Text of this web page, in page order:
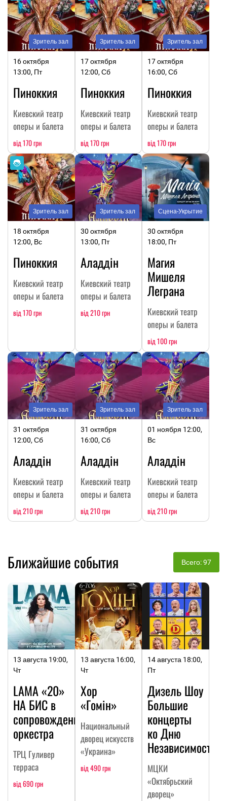
Зритель зал
16 октября
13:00, Пт
Пиноккия
Киевский театр
оперы и балета
від 170 грн
Зритель зал
17 октября
12:00, Сб
Пиноккия
Киевский театр
оперы и балета
від 170 грн
Зритель зал
17 октября
16:00, Сб
Пиноккия
Киевский театр
оперы и балета
від 170 грн
Зритель зал
18 октября
12:00, Вс
Пиноккия
Киевский театр
оперы и балета
від 170 грн
Зритель зал
30 октября
13:00, Пт
Аладдін
Киевский театр
оперы и балета
від 210 грн
Сцена-Укрытие
30 октября
18:00, Пт
Магия
Мишеля
Леграна
Киевский театр
оперы и балета
від 100 грн
Зритель зал
31 октября
12:00, Сб
Аладдін
Киевский театр
оперы и балета
від 210 грн
Зритель зал
31 октября
16:00, Сб
Аладдін
Киевский театр
оперы и балета
від 210 грн
Зритель зал
01 ноября 12:00,
Вс
Аладдін
Киевский театр
оперы и балета
від 210 грн
Ближайшие события Всего: 97
13 августа 19:00,
Чт
LAMA «20»
НА БИC в
сопровождении
оркестра
ТРЦ Гуливер
терраса
від 690 грн
13 августа 16:00,
Чт
Хор
«Гомін»
Национальный
дворец искусств
«Украина»
від 490 грн
14 августа 18:00,
Пт
Дизель Шоу
Большие
концерты
ко Дню
Независимости
МЦКИ
«Октябрьский
дворец»